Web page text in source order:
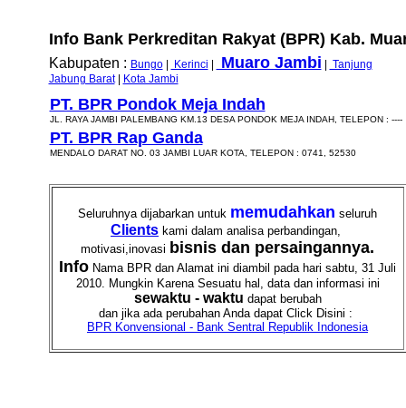
Info Bank Perkreditan Rakyat (BPR) Kab.
Kabupaten : Bungo| Kerinci Muaro Jambi
Tanjung
Jabung Barat| Kota Jambi
PT. BPR Pondok Meja Indah
JL. RAYA JAMBI PALEMBANG KM.13 DESA PONDOK MEJA INDAH, TELEPON : ----
PT. BPR Rap Ganda
MENDALO DARAT NO. 03 JAMBI LUAR KOTA, TELEPON : 0741, 52530
Seluruhnya dijabarkan untuk memudahkan seluruh
Clients kami dalam analisa perbandingan,
motivasi,inovasi bisnis dan persaingannya.
Info Nama BPR dan Alamat ini diambil pada hari sabtu, 31 Juli
2010. Mungkin Karena Sesuatu hal, data dan informasi ini
sewaktu - waktu dapat berubah
dan jika ada perubahan Anda dapat Click Disini :
BPR Konvensional - Bank Sentral Republik Indonesia